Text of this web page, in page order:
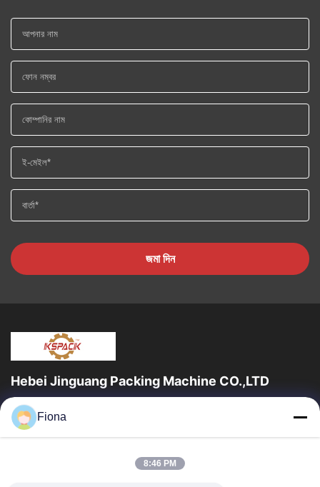
জমা দিন
Hebei Jinguang Packing Machine CO.,LTD
জিনগুয়াং প্যাকিং মেশিন কো লিমিটেড হ'ল একটি পেশাদার professionalেউখেলানযুক্ত
শক্ত কাগজ মুদ্রণ সরঞ্জাম এবং দশ বছরেরও বেশি সময় ধরে শক্ত কাগজ...
দ্রুত লিঙ্ক
পণ্য
Fiona
8:46 PM